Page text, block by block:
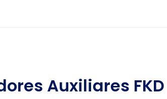
Auxiliares FKD